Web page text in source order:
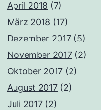
April 2018 (7)
März 2018 (17)
Dezember 2017 (5)
November 2017 (2)
Oktober 2017 (2)
August 2017 (2)
Juli 2017 (2)